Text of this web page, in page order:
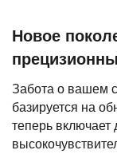
Новое
Забота о вашем
базируется на
теперь включает